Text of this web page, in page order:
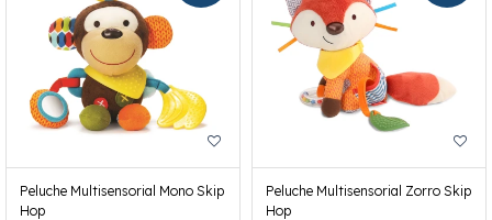
Peluche Multisensorial Mono Skip
Hop
Peluche Multisensorial Zorro Skip
Hop